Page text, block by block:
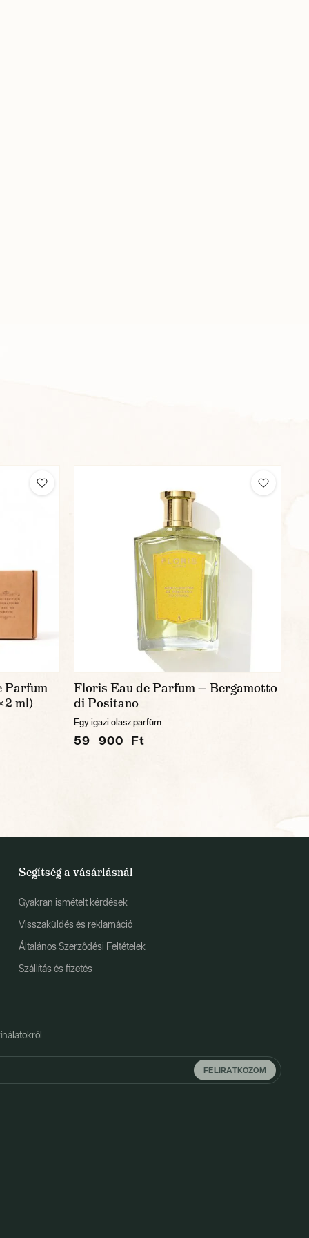
Parfum
ml)
Floris Eau de Parfum — Bergamotto
di Positano
Egy igazi olasz parfüm
59 900 Ft
Segítség a vásárlásnál
Gyakran ismételt kérdések
Visszaküldés és reklamáció
Általános Szerződési Feltételek
Szállítás és fizetés
FELIRATKOZOM